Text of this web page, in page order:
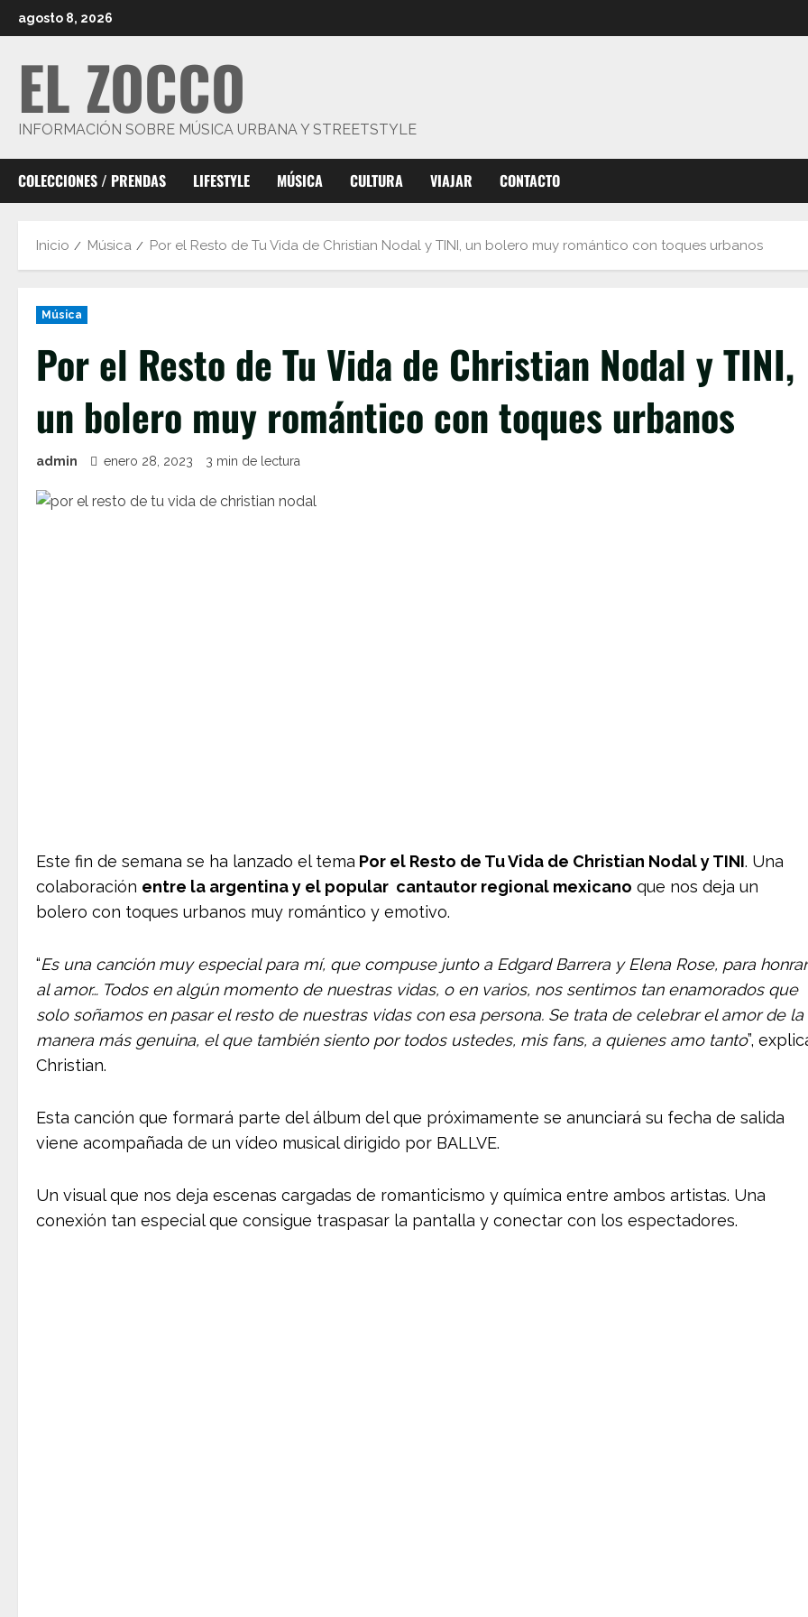
al
agosto 8, 2026
EL ZOCCO
INFORMACIÓN SOBRE MÚSICA URBANA Y STREETSTYLE
COLECCIONES / PRENDAS LIFESTYLE MÚSICA CULTURA VIAJAR CONTACTO
Inicio Música Por el Resto de Tu Vida de Christian Nodal y TINI, un bolero muy romántico con toques urbanos
Música
Por el Resto de Tu Vida de Christian Nodal y TINI,
un bolero muy romántico con toques urbanos
admin enero 28, 2023 3 min de lectura
Este fin de semana se ha lanzado el tema Por el Resto de Tu Vida de Christian Nodal y TINI. Una
colaboración entre la argentina y el popular cantautor regional mexicano que nos deja un
bolero con toques urbanos muy romántico y emotivo.
“Es una canción muy especial para mí, que compuse junto a Edgard Barrera y Elena Rose, para honrar
al amor… Todos en algún momento de nuestras vidas, o en varios, nos sentimos tan enamorados que
solo soñamos en pasar el resto de nuestras vidas con esa persona. Se trata de celebrar el amor de la
manera más genuina, el que también siento por todos ustedes, mis fans, a quienes amo tanto”,
Christian.
Esta canción que formará parte del álbum del que próximamente se anunciará su fecha de salida
viene acompañada de un vídeo musical dirigido por BALLVE.
Un visual que nos deja escenas cargadas de romanticismo y química entre ambos artistas. Una
conexión tan especial que consigue traspasar la pantalla y conectar con los espectadores.